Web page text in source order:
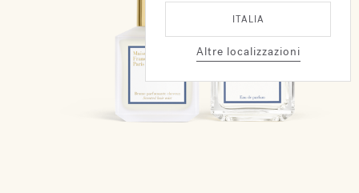
ITALIA
Altre localizzazioni